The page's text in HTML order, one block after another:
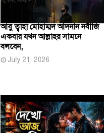
আবু ত্বাহা মোহাম্মদ আদনান নবীজি
একবার যখন আল্লাহর সামনে
বলবেন,
July 21, 2026